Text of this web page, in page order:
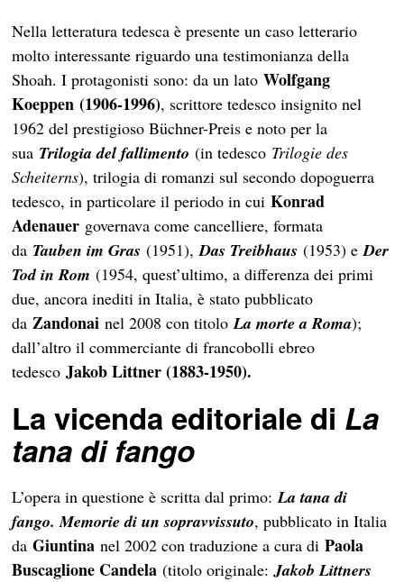
Nella letteratura tedesca è presente un caso letterario
molto interessante riguardo una testimonianza della
Shoah. I protagonisti sono: da un latoWolfgang
Koeppen (1906-1996), scrittore tedesco insignito nel
1962 del prestigioso Büchner-Preis e noto per la
sua Trilogia del fallimento (in tedesco Trilogie des
Scheiterns), trilogia di romanzi sul secondo dopoguerra
tedesco, in particolare il periodo in cuiKonrad
Adenauer governava come cancelliere, formata
da Tauben im Gras (1951),Das Treibhaus (1953) eDer
Tod in Rom (1954, quest’ultimo, a differenza dei primi
due, ancora inediti in Italia, è stato pubblicato
daZandonai nel 2008 con titoloLa morte a Roma);
dall’altro il commerciante di francobolli ebreo
tedescoJakob Littner (1883-1950).
La vicenda editoriale di La
tana di fango
L’opera in questione è scritta dal primo:La tana di
fango. Memorie di un sopravvissuto, pubblicato in Italia
daGiuntina nel 2002 con traduzione a cura diPaola
Buscaglione Candela (titolo originale:Jakob Littners